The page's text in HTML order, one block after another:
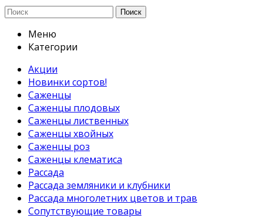
Поиск
Меню
Категории
Акции
Новинки сортов!
Саженцы
Саженцы плодовых
Саженцы лиственных
Саженцы хвойных
Саженцы роз
Саженцы клематиса
Рассада
Рассада земляники и клубники
Рассада многолетних цветов и трав
Сопутствующие товары